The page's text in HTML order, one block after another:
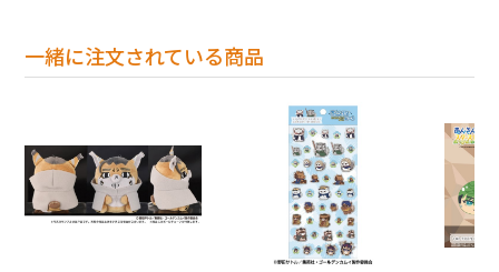
一緒に注文されている商品